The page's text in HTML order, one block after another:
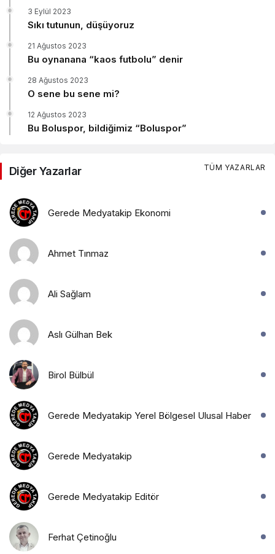
Sıkı tutunun, düşüyoruz
3 Eylül 2023
Bu oynanana “kaos futbolu” denir
21 Ağustos 2023
O sene bu sene mi?
28 Ağustos 2023
Bu Boluspor, bildiğimiz “Boluspor”
12 Ağustos 2023
Diğer Yazarlar TÜM YAZARLAR
Gerede Medyatakip Ekonomi
Ahmet Tınmaz
Ali Sağlam
Aslı Gülhan Bek
Birol Bülbül
Gerede Medyatakip Yerel Bölgesel Ulusal Haber
Gerede Medyatakip
Gerede Medyatakip Editör
Ferhat Çetinoğlu